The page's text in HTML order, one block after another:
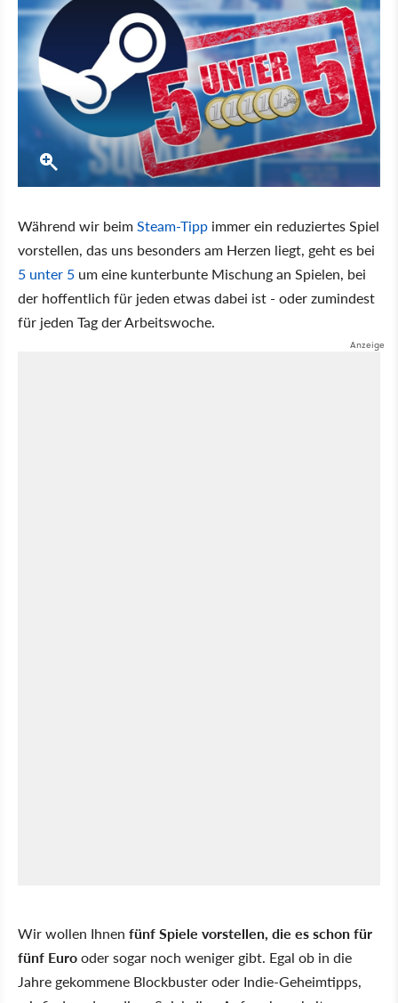
Während wir beimSteam-Tipp immer ein reduziertes Spiel
vorstellen, das uns besonders am Herzen liegt, geht es bei
5 unter 5 um eine kunterbunte Mischung an Spielen, bei
der hoffentlich für jeden etwas dabei ist - oder zumindest
für jeden Tag der Arbeitswoche.
Wir wollen Ihnen fünf Spiele vorstellen, die es schon für
fünf Eurooder sogar noch weniger gibt. Egal ob in die
Jahre gekommene Blockbuster oder Indie-Geheimtipps,